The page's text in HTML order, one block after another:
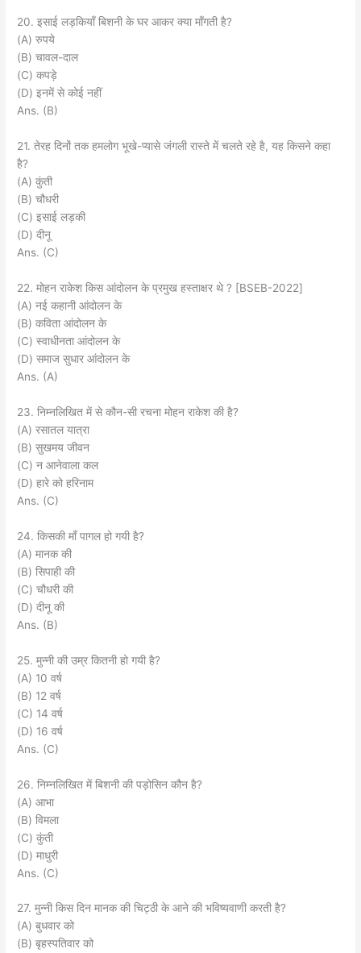
20. इसाई लड़कियाँ बिशनी के घर आकर क्या माँगती है?
(A) रुपये
(B) चावल-दाल
(C) कपड़े
(D) इनमें से कोई नहीं
Ans. (B)
21. तेरह दिनों तक हमलोग भूखे-प्यासे जंगली रास्ते में चलते रहे है, यह किसने कहा
है?
(A) कुंती
(B) चौधरी
(C) इसाई लड़की
(D) दीनू
Ans. (C)
22. मोहन राकेश किस आंदोलन के प्रमुख हस्ताक्षर थे ? [BSEB-2022]
(A) नई कहानी आंदोलन के
(B) कविता आंदोलन के
(C) स्वाधीनता आंदोलन के
(D) समाज सुधार आंदोलन के
Ans. (A)
23. निम्नलिखित में से कौन-सी रचना मोहन राकेश की है?
(A) रसातल यात्रा
(B) सुखमय जीवन
(C) न आनेवाला कल
(D) हारे को हरिनाम
Ans. (C)
24. किसकी माँ पागल हो गयी है?
(A) मानक की
(B) सिपाही की
(C) चौधरी की
(D) दीनू की
Ans. (B)
25. मुन्नी की उम्र कितनी हो गयी है?
(A) 10 वर्ष
(B) 12 वर्ष
(C) 14 वर्ष
(D) 16 वर्ष
Ans. (C)
26. निम्नलिखित में बिशनी की पड़ोसिन कौन है?
(A) आभा
(B) विमला
(C) कुंती
(D) माधुरी
Ans. (C)
27. मुन्नी किस दिन मानक की चिट्ठी के आने की भविष्यवाणी करती है?
(A) बुधवार को
(B) बृहस्पतिवार को